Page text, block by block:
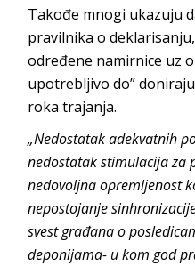
Takođe mnogi ukazuju
pravilnika o
određene namirnice uz
upotrebljivo do”
roka trajanja.
„Nedostatak adekvatnih
nedostatak stimulacija za
nedovoljna opremljenost
nepostojanje
svest građana o
deponijama- u kom god